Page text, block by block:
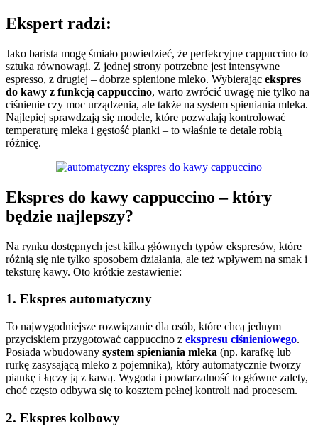
Ekspert radzi:
Jako barista mogę śmiało powiedzieć, że perfekcyjne cappuccino to
sztuka równowagi. Z jednej strony potrzebne jest intensywne
espresso, z drugiej – dobrze spienione mleko. Wybierając ekspres
do kawy z funkcją cappuccino, warto zwrócić uwagę nie tylko na
ciśnienie czy moc urządzenia, ale także na system spieniania mleka.
Najlepiej sprawdzają się modele, które pozwalają kontrolować
temperaturę mleka i gęstość pianki – to właśnie te detale robią
różnicę.
Ekspres do kawy cappuccino – który
będzie najlepszy?
Na rynku dostępnych jest kilka głównych typów ekspresów, które
różnią się nie tylko sposobem działania, ale też wpływem na smak i
teksturę kawy. Oto krótkie zestawienie:
1. Ekspres automatyczny
To najwygodniejsze rozwiązanie dla osób, które chcą jednym
przyciskiem przygotować cappuccino z ekspresu ciśnieniowego.
Posiada wbudowany system spieniania mleka (np. karafkę lub
rurkę zasysającą mleko z pojemnika), który automatycznie tworzy
piankę i łączy ją z kawą. Wygoda i powtarzalność to główne zalety,
choć często odbywa się to kosztem pełnej kontroli nad procesem.
2. Ekspres kolbowy